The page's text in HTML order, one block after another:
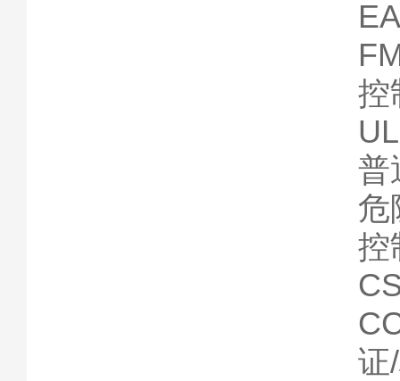
控
普
危
控
证